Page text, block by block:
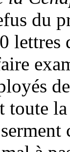
du
lettres